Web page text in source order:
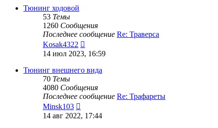
сообщению
Тюнинг ходовой
53 Темы
1260 Сообщения
Последнее сообщение Re: Траверса
Kosak4322
последнему
сообщению
14 июл 2023, 16:59
Тюнинг внешнего вида
70 Темы
4080 Сообщения
Последнее сообщение Re: Трафареты
Minsk103
последнему
14 авг 2022, 17:44